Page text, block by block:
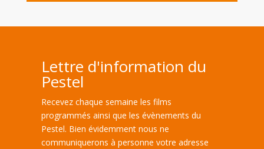
Lettre d'information du
Pestel
Recevez chaque semaine les films
programmés ainsi que les évènements du
Pestel. Bien évidemment nous ne
communiquerons à personne votre adresse